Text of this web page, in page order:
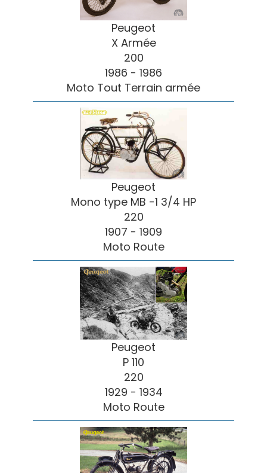
Peugeot
X Armée
200
1986 - 1986
Moto Tout Terrain armée
Peugeot
Mono type MB -1 3/4 HP
220
1907 - 1909
Moto Route
Peugeot
P 110
220
1929 - 1934
Moto Route